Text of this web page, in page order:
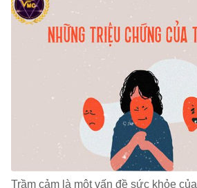
Trầm cảm là một vấn đề sức khỏe của